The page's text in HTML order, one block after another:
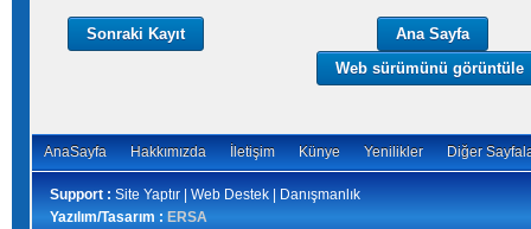
Sonraki Kayıt
Ana Sayfa
Web sürümünü görüntüle
AnaSayfa Hakkımızda İletişim Künye Yenilikler Diğer
Support : Site Yaptır | Web Destek | Danışmanlık
Yazılım/Tasarım : ERSA